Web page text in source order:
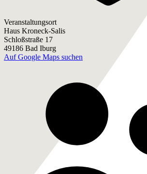
Veranstaltungsort
Haus Kroneck-Salis
Schloßstraße 17
49186 Bad Iburg
Auf Google Maps suchen